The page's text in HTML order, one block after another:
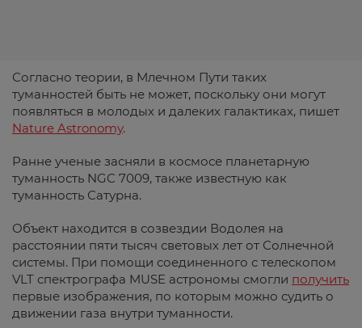
Согласно теории, в Млечном Пути таких
туманностей быть не может, поскольку они могут
появляться в молодых и далеких галактиках, пишет
Nature Astronomy.
Ранне ученые засняли в космосе планетарную
туманность NGC 7009, также известную как
туманность Сатурна.
Объект находится в созвездии Водолея на
расстоянии пяти тысяч световых лет от Солнечной
системы. При помощи соединенного с телескопом
VLT спектрографа MUSE астрономы смогли получить
первые изображения, по которым можно судить о
движении газа внутри туманности.